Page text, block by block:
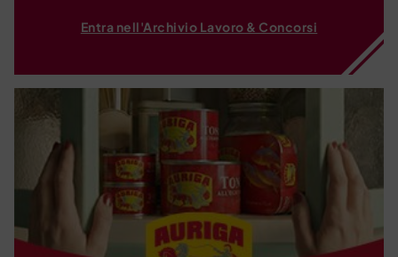
Entra nell'Archivio Lavoro & Concorsi